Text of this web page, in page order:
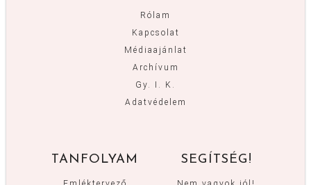
Rólam
Kapcsolat
Médiaajánlat
Archívum
Gy. I. K.
Adatvédelem
TANFOLYAM SEGÍTSÉG!